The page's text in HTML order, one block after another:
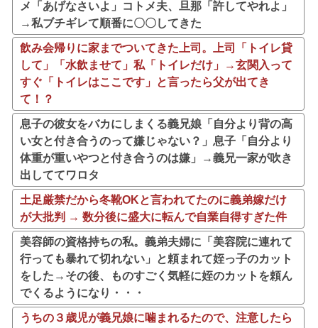
メ「あげなさいよ」コトメ夫、旦那「許してやれよ」
→私ブチギレて順番に〇〇してきた
飲み会帰りに家までついてきた上司。上司「トイレ貸
して」「水飲ませて」私「トイレだけ」→玄関入って
すぐ「トイレはここです」と言ったら父が出てき
て！？
息子の彼女をバカにしまくる義兄娘「自分より背の高
い女と付き合うのって嫌じゃない？」息子「自分より
体重が重いやつと付き合うのは嫌」→義兄一家が吹き
出しててワロタ
土足厳禁だから冬靴OKと言われてたのに義弟嫁だけ
が大批判 → 数分後に盛大に転んで自業自得すぎた件
美容師の資格持ちの私。義弟夫婦に「美容院に連れて
行っても暴れて切れない」と頼まれて姪っ子のカット
をした→その後、ものすごく気軽に姪のカットを頼ん
でくるようになり・・・
うちの３歳児が義兄娘に噛まれるたので、注意したら